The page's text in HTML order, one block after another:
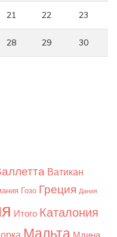
21 22 23
28 29 30
Ватикан
Гозо Греция Дания
Итого Каталония
Мальта Мдина